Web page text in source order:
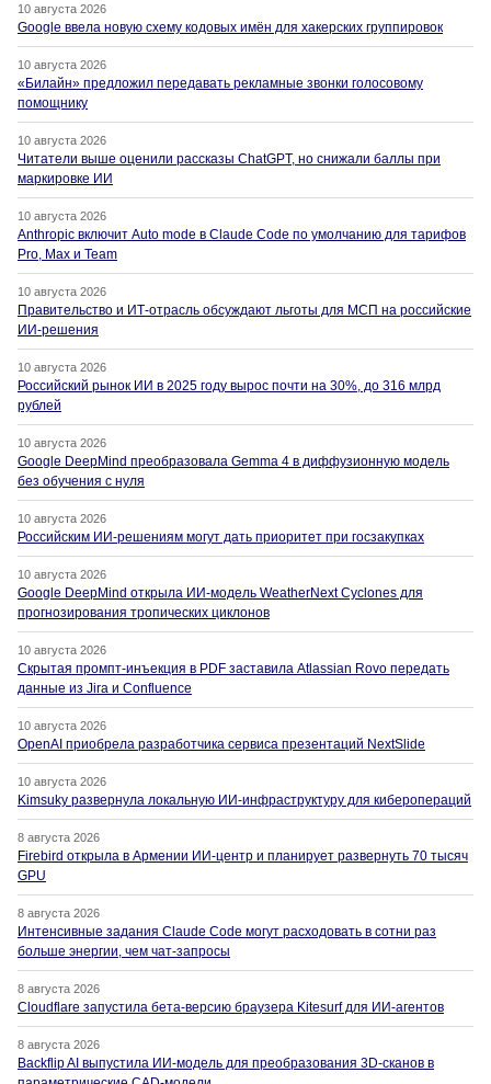
10 августа 2026
Google ввела новую схему кодовых имён для хакерских группировок
10 августа 2026
«Билайн» предложил передавать рекламные звонки голосовому
помощнику
10 августа 2026
Читатели выше оценили рассказы ChatGPT, но снижали баллы при
маркировке ИИ
10 августа 2026
Anthropic включит Auto mode в Claude Code по умолчанию для тарифов
Pro, Max и Team
10 августа 2026
Правительство и ИТ-отрасль обсуждают льготы для МСП на российские
ИИ-решения
10 августа 2026
Российский рынок ИИ в 2025 году вырос почти на 30%, до 316 млрд
рублей
10 августа 2026
Google DeepMind преобразовала Gemma 4 в диффузионную модель
без обучения с нуля
10 августа 2026
Российским ИИ-решениям могут дать приоритет при госзакупках
10 августа 2026
Google DeepMind открыла ИИ-модель WeatherNext Cyclones для
прогнозирования тропических циклонов
10 августа 2026
Скрытая промпт-инъекция в PDF заставила Atlassian Rovo передать
данные из Jira и Confluence
10 августа 2026
OpenAI приобрела разработчика сервиса презентаций NextSlide
10 августа 2026
Kimsuky развернула локальную ИИ-инфраструктуру для киберопераций
8 августа 2026
Firebird открыла в Армении ИИ-центр и планирует развернуть 70 тысяч
GPU
8 августа 2026
Интенсивные задания Claude Code могут расходовать в сотни раз
больше энергии, чем чат-запросы
8 августа 2026
Cloudflare запустила бета-версию браузера Kitesurf для ИИ-агентов
8 августа 2026
Backflip AI выпустила ИИ-модель для преобразования 3D-сканов в